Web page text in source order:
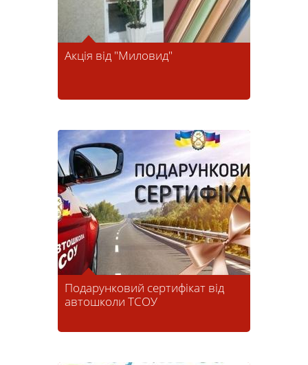
Акція від "Миловид"
Подарунковий сертифікат від
автошколи ТСОУ